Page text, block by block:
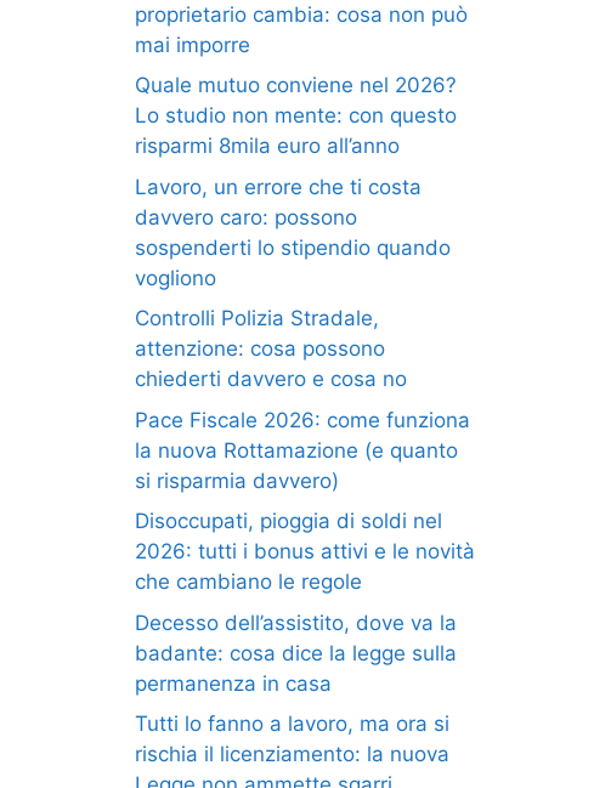
proprietario cambia: cosa non può
mai imporre
Quale mutuo conviene nel 2026?
Lo studio non mente: con questo
risparmi 8mila euro all’anno
Lavoro, un errore che ti costa
davvero caro: possono
sospenderti lo stipendio quando
vogliono
Controlli Polizia Stradale,
attenzione: cosa possono
chiederti davvero e cosa no
Pace Fiscale 2026: come funziona
la nuova Rottamazione (e quanto
si risparmia davvero)
Disoccupati, pioggia di soldi nel
2026: tutti i bonus attivi e le novità
che cambiano le regole
Decesso dell’assistito, dove va la
badante: cosa dice la legge sulla
permanenza in casa
Tutti lo fanno a lavoro, ma ora si
rischia il licenziamento: la nuova